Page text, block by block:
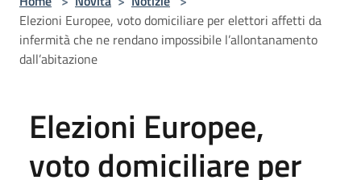
Elezioni Europee, voto domiciliare per elettori affetti da
infermità che ne rendano impossibile l’allontanamento
dall’abitazione
Elezioni Europee,
voto domiciliare per